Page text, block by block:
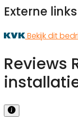
Externe links
Bekijk dit
Reviews